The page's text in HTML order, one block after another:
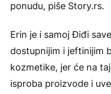
ponudu, piše Story.rs.
Erin je i samoj Điđi
dostupnijim i jeftinijim
kozmetike, jer će na
isproba proizvode i